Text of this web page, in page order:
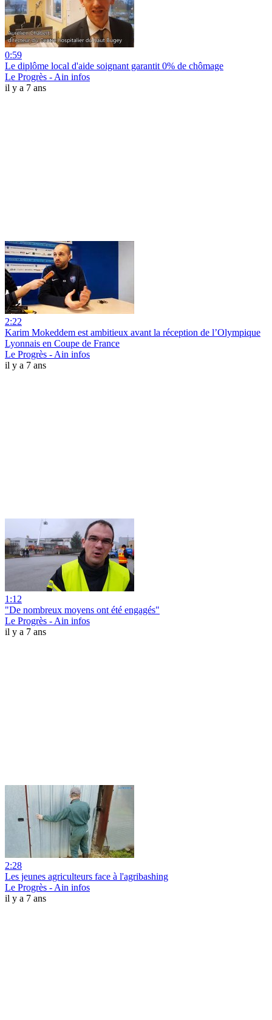
0:59
Le diplôme local d'aide soignant garantit 0% de chômage
Le Progrès - Ain infos
il y a 7 ans
2:22
Karim Mokeddem est ambitieux avant la réception de l’Olympique
Lyonnais en Coupe de France
Le Progrès - Ain infos
il y a 7 ans
1:12
"De nombreux moyens ont été engagés"
Le Progrès - Ain infos
il y a 7 ans
2:28
Les jeunes agriculteurs face à l'agribashing
Le Progrès - Ain infos
il y a 7 ans